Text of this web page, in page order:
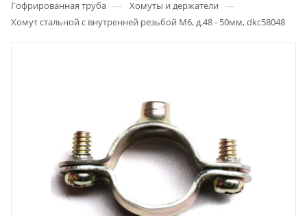
Гофрированная труба — Хомуты и держатели —
Хомут стальной с внутренней резьбой М6, д.48 - 50мм, dkc58048